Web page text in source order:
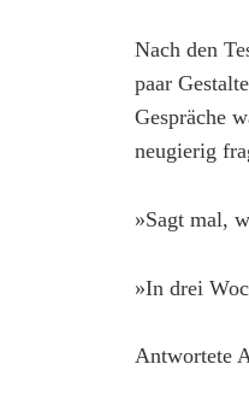
Nach den
paar
Gespräche
neugierig
»Sagt mal,
»In drei
Antwortete